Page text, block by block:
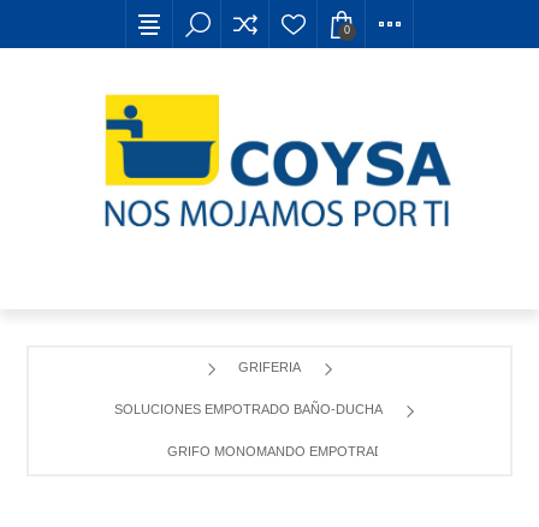
0
GRIFERIA
SOLUCIONES EMPOTRADO BAÑO-DUCHA
GRIFO MONOMANDO EMPOTRADO BAÑO-DUCHA ONA